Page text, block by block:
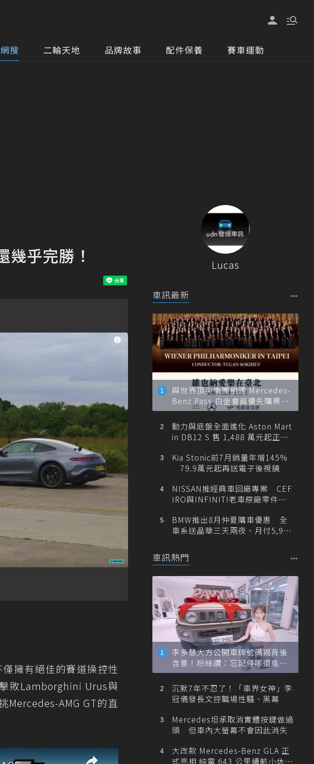
搜 二輪天地 品牌故事 配件保養 賽車運動
乎完勝！
擁有絕佳的賽道操控性
敗Lamborghini Urus與
Mercedes-AMG GT的直
Lucas
車訊最新
與世界頂尖樂團相遇 Mercedes-
Benz Pass 白金會員優先購票維
也納愛樂
動力與底盤全面進化 Aston Mart
in DB12 S 售 1,488 萬元起正式
Kia Stonic前7月銷量年增145%
79.9萬元起再送電子後視鏡
NISSAN推經典車回廠專案 CEF
IRO與INFINITI老車原廠零件最
BMW推出8月仲夏購車優惠 全
車系送晶華三天兩夜、月付5,900
車訊熱門
李多慧大方公開車牌號碼揭背後
含意！粉絲讚：忘記停哪還能幫
忙找車
沉默7年不忍了！「車界女神」李
冠儀發長文控職場性騷、黑幕
Mercedes坦承取消實體按鍵做過
頭 但車內大螢幕不會因此消失
大改款 Mercedes-Benz GLA 正
式亮相 純電 643 公里續航小休